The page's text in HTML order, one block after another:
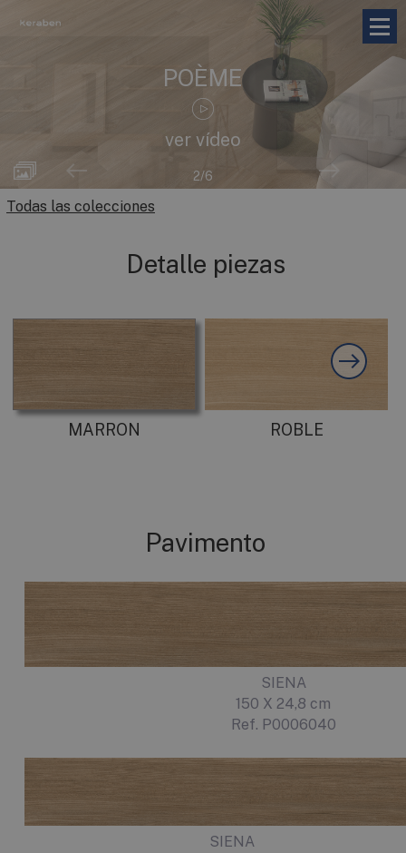
2/6
POÈME
ver vídeo
Todas las colecciones
Detalle piezas
MARRON ROBLE
Pavimento
SIENA
150 X 24,8 cm
Ref. P0006040
SIENA